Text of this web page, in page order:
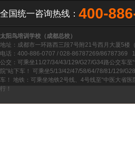
全国统一咨询热线： 400-
太阳鸟培训学校（成都总校）
地址：成都市一环路西三段7号附21号西月大厦5楼（
电话：400-886-0707 / 028-86787269/86787369
公交：可乘坐11/27/34/43/129/G27/G34路公交车至“
院”站下车！ 可乘坐5/13/42/47/58/64/78/81/129/
车！ 地铁：可乘坐地铁2号线、4号线至“中医大省医
行！